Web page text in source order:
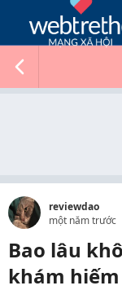
reviewdao
một năm trước
Bao lâu
khám